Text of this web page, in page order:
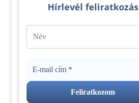
Hírlevél feliratkozás